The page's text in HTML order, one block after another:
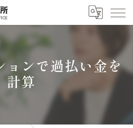
ョンで過払い金を
計算